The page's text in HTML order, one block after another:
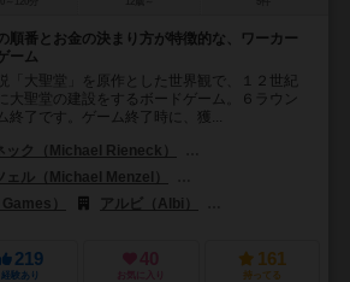
順番とお金の決まり方が特徴的な、ワーカー
ーム
「大聖堂」を原作とした世界観で、１２世紀
大聖堂の建設をするボードゲーム。６ラウン
終了です。ゲーム終了時に、獲...
ック（Michael Rieneck）
ェル（Michael Menzel）
）
アルビ（Albi）
219
経験あり
40
お気に入り
161
持ってる